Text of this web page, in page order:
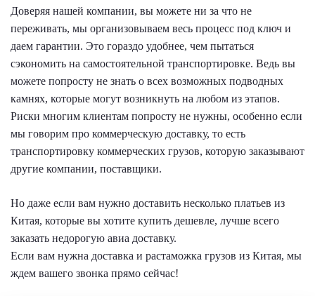
Доверяя нашей компании, вы можете ни за что не
переживать, мы организовываем весь процесс под ключ и
даем гарантии. Это гораздо удобнее, чем пытаться
сэкономить на самостоятельной транспортировке. Ведь вы
можете попросту не знать о всех возможных подводных
камнях, которые могут возникнуть на любом из этапов.
Риски многим клиентам попросту не нужны, особенно если
мы говорим про коммерческую доставку, то есть
транспортировку коммерческих грузов, которую заказывают
другие компании, поставщики.
Но даже если вам нужно доставить несколько платьев из
Китая, которые вы хотите купить дешевле, лучше всего
заказать недорогую авиа доставку.
Если вам нужна доставка и растаможка грузов из Китая, мы
ждем вашего звонка прямо сейчас!